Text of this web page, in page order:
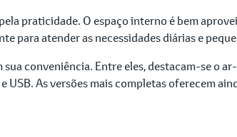
praticidade. O espaço interno é bem
para atender as necessidades diárias e
conveniência. Entre eles, destacam-se o
As versões mais completas oferecem